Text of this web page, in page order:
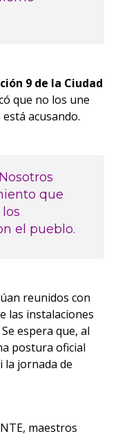
9 de la Ciudad
que no los une
acusando.
que
el pueblo.
reunidos con
las instalaciones
Se espera que, al
postura oficial
la jornada de
maestros